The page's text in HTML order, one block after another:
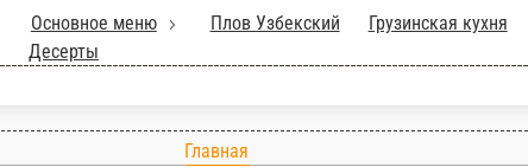
Главная
Основное меню Плов Узбекский Грузинская кухня
Десерты